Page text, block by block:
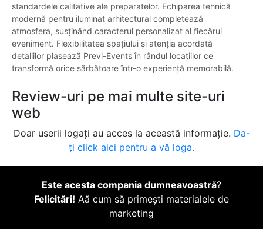
standardele calitative ale preparatelor. Echiparea tehnică
modernă pentru iluminat arhitectural completează
atmosfera, susținând caracterul personalizat al fiecărui
eveniment. Flexibilitatea spațiului și atenția acordată
detaliilor plasează Previ-Events în rândul locațiilor ce
transformă orice sărbătoare într-o experiență memorabilă.
Review-uri pe mai multe site-uri
web
Doar userii logați au acces la această informație. Da-
ți click aici pentru a vă loga.
Este acesta compania dumneavoastră?
Felicitări! Aă cum să primești materialele de
marketing